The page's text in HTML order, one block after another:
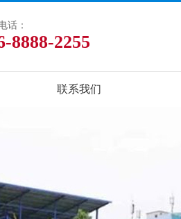
话：
8888-2255
联系我们